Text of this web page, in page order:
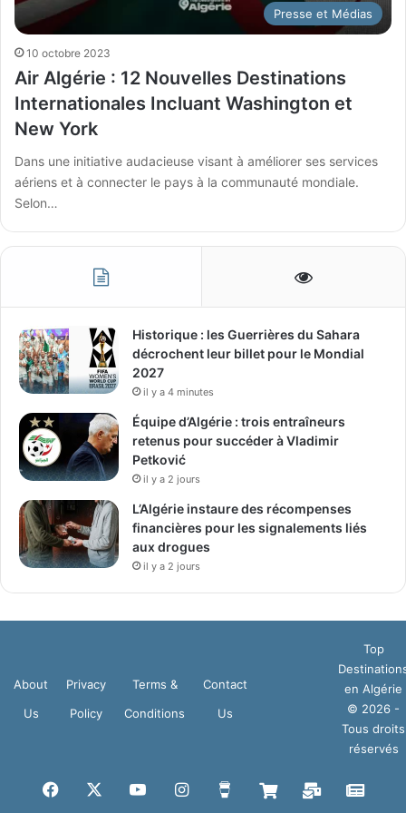
Presse et Médias
10 octobre 2023
Air Algérie : 12 Nouvelles Destinations
Internationales Incluant Washington et
New York
Dans une initiative audacieuse visant à améliorer ses services
aériens et à connecter le pays à la communauté mondiale.
Selon…
Historique : les Guerrières du Sahara
décrochent leur billet pour le Mondial
2027
il y a 4 minutes
Équipe d’Algérie : trois entraîneurs
retenus pour succéder à Vladimir
Petković
il y a 2 jours
L’Algérie instaure des récompenses
financières pour les signalements liés
aux drogues
il y a 2 jours
About
Us
Privacy
Policy
Terms &
Conditions
Contact
Us
Top
en Algérie
© 2026 -
Tous droits
réservés
Facebook YouTubeInstagram
Buy BoutiqueMail